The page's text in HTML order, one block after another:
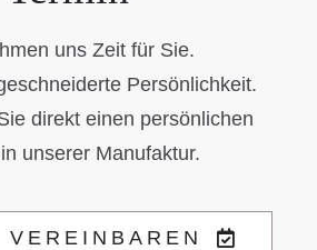
uns Zeit für Sie.
Persönlichkeit.
direkt einen persönlichen
unserer Manufaktur.
VEREINBAREN